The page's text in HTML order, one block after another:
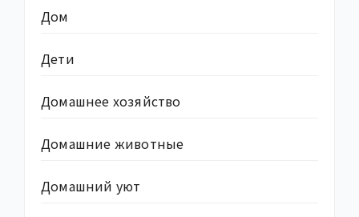
Дом
Дети
Домашнее хозяйство
Домашние животные
Домашний уют